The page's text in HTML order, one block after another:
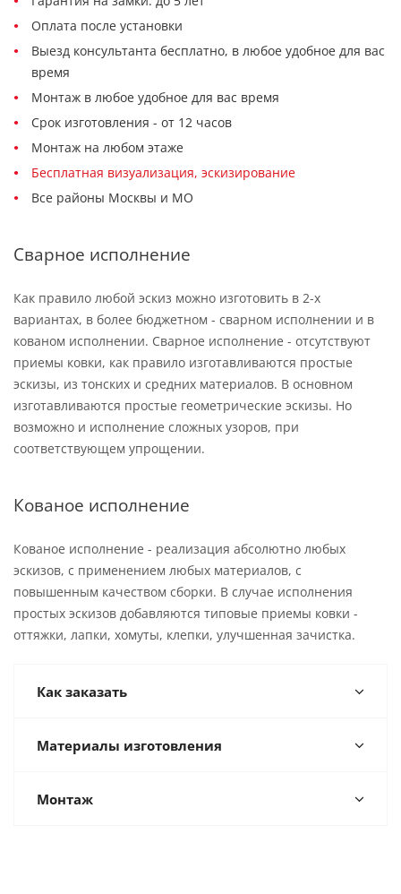
Оплата после установки
Выезд консультанта бесплатно, в любое удобное для вас
время
Монтаж в любое удобное для вас время
Срок изготовления - от 12 часов
Монтаж на любом этаже
Бесплатная визуализация, эскизирование
Все районы Москвы и МО
Сварное исполнение
Как правило любой эскиз можно изготовить в 2-х
вариантах, в более бюджетном - сварном исполнении и в
кованом исполнении. Сварное исполнение - отсутствуют
приемы ковки, как правило изготавливаются простые
эскизы, из тонских и средних материалов. В основном
изготавливаются простые геометрические эскизы. Но
возможно и исполнение сложных узоров, при
соответствующем упрощении.
Кованое исполнение
Кованое исполнение - реализация абсолютно любых
эскизов, с применением любых материалов, с
повышенным качеством сборки. В случае исполнения
простых эскизов добавляются типовые приемы ковки -
оттяжки, лапки, хомуты, клепки, улучшенная зачистка.
Как заказать
Материалы изготовления
Монтаж